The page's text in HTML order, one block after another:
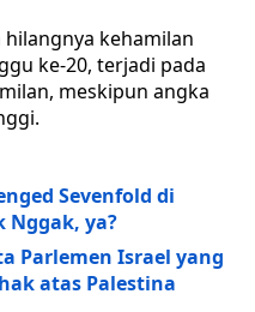
kehamilan
ke-20, terjadi pada
meskipun angka
Sevenfold di
Nggak, ya?
Parlemen Israel yang
atas Palestina